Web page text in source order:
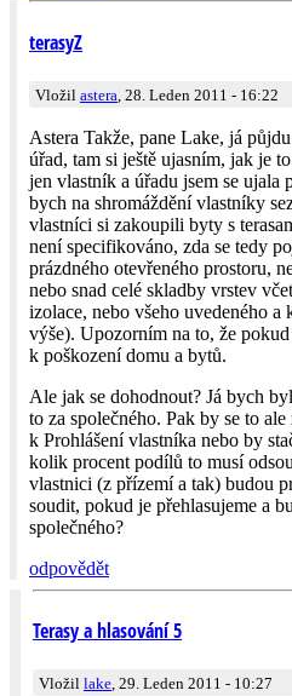
terasyZ
Vložil astera , 28. Leden 2011 - 16:22
Astera Takže, pane Lake, já
úřad, tam si ještě ujasním, jak je
jen vlastník a úřadu jsem se ujala
bych na shromáždění vlastníky
vlastníci si zakoupili byty s
není specifikováno, zda se tedy
prázdného otevřeného prostoru,
nebo snad celé skladby vrstev
izolace, nebo všeho uvedeného
výše). Upozorním na to, že
k poškození domu a bytů.
Ale jak se dohodnout? Já bych
to za společného. Pak by se to
k Prohlášení vlastníka nebo by
kolik procent podílů to musí
vlastnici (z přízemí a tak) budou
soudit, pokud je přehlasujeme a
společného?
odpovědět
Terasy a hlasování 5
Vložil lake, 29. Leden 2011 - 10:27